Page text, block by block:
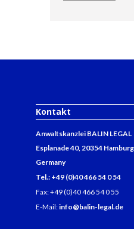
Kontakt
Anwaltskanzlei BALIN LEGAL
Esplanade 40, 20354 Hamburg
Germany
Tel.: +49 (0)40 466 54 0 54
Fax: +49 (0)40 466 54 0 55
E-Mail:info@balin-legal.de